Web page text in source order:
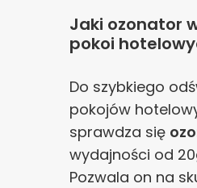
Jaki ozonator
pokoi
Do szybkiego
pokojów
sprawdza się
wydajności od
Pozwala on na